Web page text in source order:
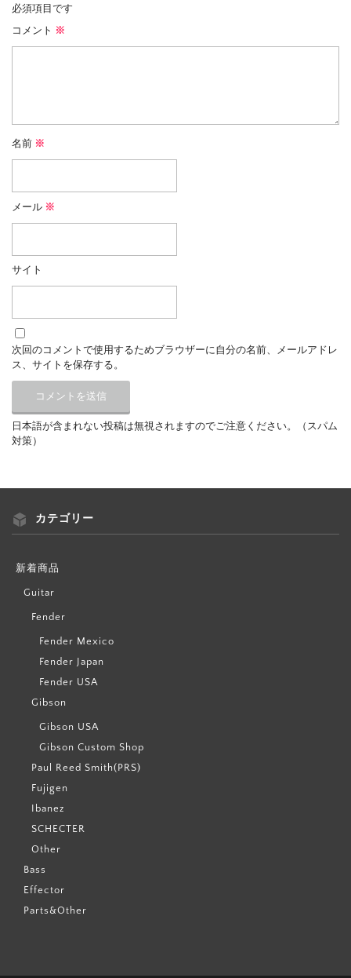
必須項目です
コメント ※
名前 ※
メール ※
サイト
次回のコメントで使用するためブラウザーに自分の名前、メールアドレ
ス、サイトを保存する。
日本語が含まれない投稿は無視されますのでご注意ください。（スパム
対策）
カテゴリー
新着商品
Guitar
Fender
Fender Mexico
Fender Japan
Fender USA
Gibson
Gibson USA
Gibson Custom Shop
Paul Reed Smith(PRS)
Fujigen
Ibanez
SCHECTER
Other
Bass
Effector
Parts&Other